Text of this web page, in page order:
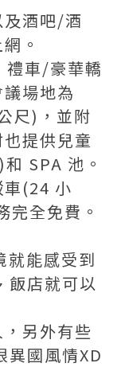
酒吧/酒
。
禮車/豪華轎
場地為
尺)，並附
提供兒童
SPA 池。
車(24 小
完全免費。
能感受到
飯店就可以
另外有些
異國風情XD